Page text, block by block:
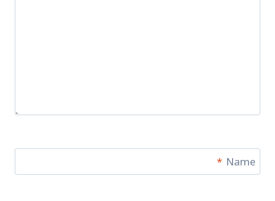
Name
*